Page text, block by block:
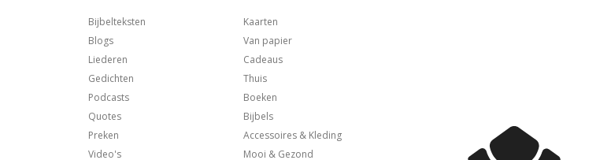
Bijbelteksten
Blogs
Liederen
Gedichten
Podcasts
Quotes
Preken
Video's
Kaarten
Van papier
Cadeaus
Thuis
Boeken
Bijbels
Accessoires & Kleding
Mooi & Gezond